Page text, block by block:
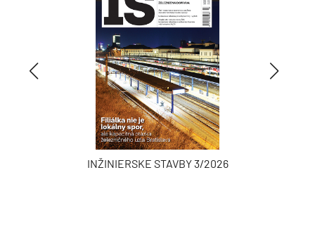
INŽINIERSKE STAVBY 3/2026